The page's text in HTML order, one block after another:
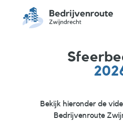
Bekijk hieronder de
Bedrijvenroute